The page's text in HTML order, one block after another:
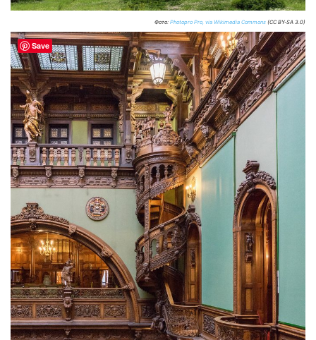
Фото: Photopro Pro, via Wikimedia Commons (CC BY-SA 3.0)
Save